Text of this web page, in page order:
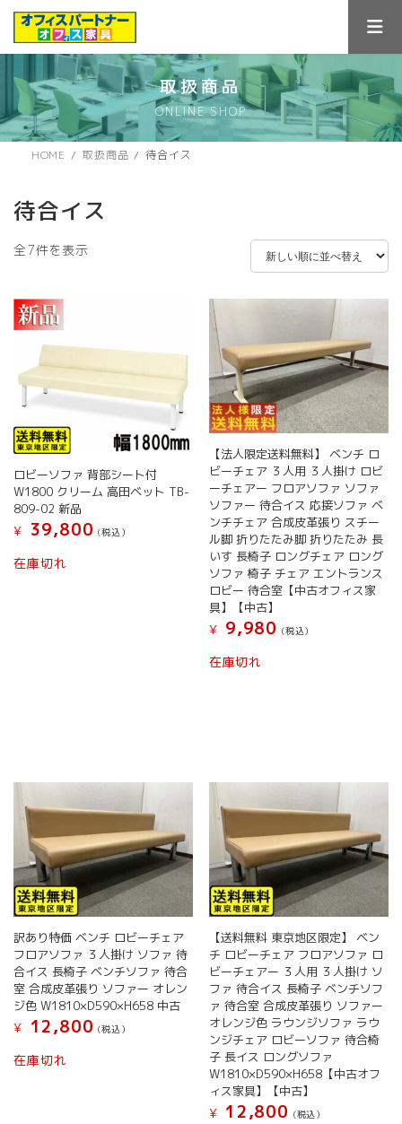
ス
キ
ン
に
取扱商品
ONLINE SHOP
HOME 取扱商品 待合イス
待合イス
全7件を表示
ロビーソファ 背部シート付
W1800 クリーム 高田ベット TB-
809-02 新品
¥
39,800 (税込）
在庫切れ
【法人限定送料無料】 ベンチ ロ
ビーチェア ３人用 ３人掛け ロビ
ーチェアー フロアソファ ソファ
ソファー 待合イス 応接ソファ ベ
ンチチェア 合成皮革張り スチー
ル脚 折りたたみ脚 折りたたみ 長
いす 長椅子 ロングチェア ロング
ソファ 椅子 チェア エントランス
ロビー 待合室【中古オフィス家
具】【中古】
¥
9,980 (税込）
在庫切れ
訳あり特価 ベンチ ロビーチェア
フロアソファ ３人掛け ソファ 待
合イス 長椅子 ベンチソファ 待合
室 合成皮革張り ソファー オレン
ジ色 W1810×D590×H658 中古
¥
12,800 (税込）
在庫切れ
【送料無料 東京地区限定】 ベン
チ ロビーチェア フロアソファ ロ
ビーチェアー ３人用 ３人掛け ソ
ファ 待合イス 長椅子 ベンチソフ
ァ 待合室 合成皮革張り ソファー
オレンジ色 ラウンジソファ ラウ
ンジチェア ロビーソファ 待合椅
子 長イス ロングソファ
W1810×D590×H658【中古オフ
ィス家具】【中古】
¥
12,800 (税込）